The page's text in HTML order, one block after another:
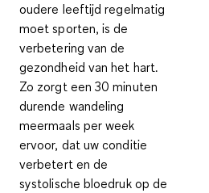
oudere leeftijd regelmatig
moet sporten, is de
verbetering van de
gezondheid van het hart.
Zo zorgt een30 minuten
durende wandeling
meermaals per week
ervoor, dat uw conditie
verbetert en de
systolische bloedruk op de